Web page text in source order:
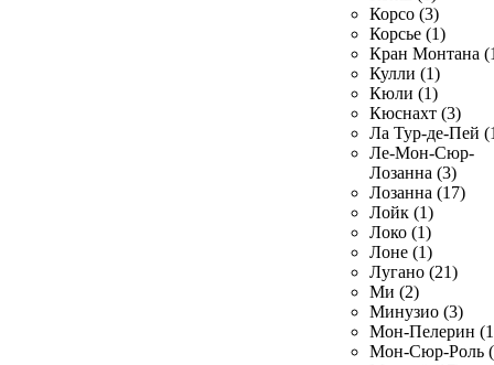
Корсо (3)
Корсье (1)
Кран Монтана
Кулли (1)
Кюли (1)
Кюснахт (3)
Ла Тур-де-Пей
Ле-Мон-Сюр-
Лозанна (3)
Лозанна (17)
Лойк (1)
Локо (1)
Лоне (1)
Лугано (21)
Ми (2)
Минузио (3)
Мон-Пелерин
Мон-Сюр-Роль